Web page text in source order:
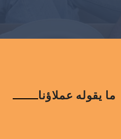
ما يقوله عملاؤنا